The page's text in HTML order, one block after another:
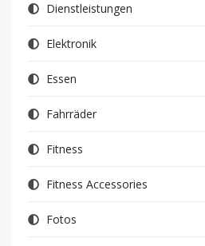
Dienstleistungen
Elektronik
Essen
Fahrräder
Fitness
Fitness Accessories
Fotos